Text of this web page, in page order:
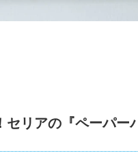
セリアの『ペーパー